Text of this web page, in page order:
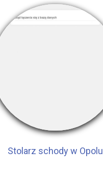
Stolarz schody w Opolu